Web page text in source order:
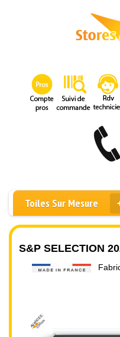
Toiles Sur Mesure
S&P SELECTION
AVANCEE:
300cm